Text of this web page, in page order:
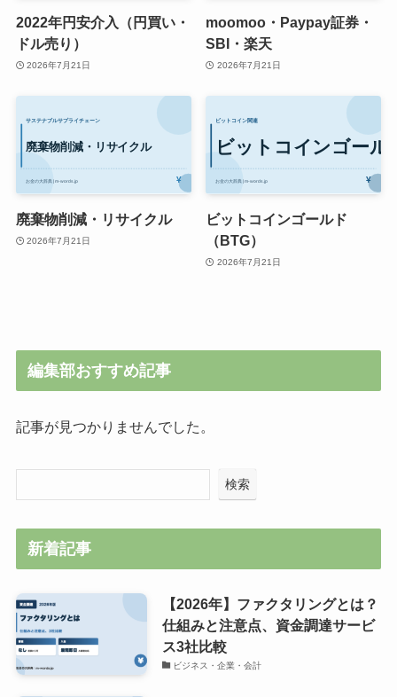
2022年円安介入（円買い・
ドル売り）
2026年7月21日
moomoo・Paypay証券・
SBI・楽天
2026年7月21日
廃棄物削減・リサイクル
2026年7月21日
ビットコインゴールド
（BTG）
2026年7月21日
編集部おすすめ記事
記事が見つかりませんでした。
検索
新着記事
【2026年】ファクタリングとは？
仕組みと注意点、資金調達サービ
ス3社比較
ビジネス・企業・会計